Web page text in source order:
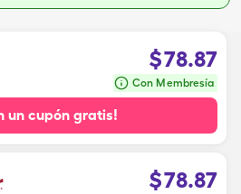
$78.87
Con Membresía
un cupón gratis!
$78.87